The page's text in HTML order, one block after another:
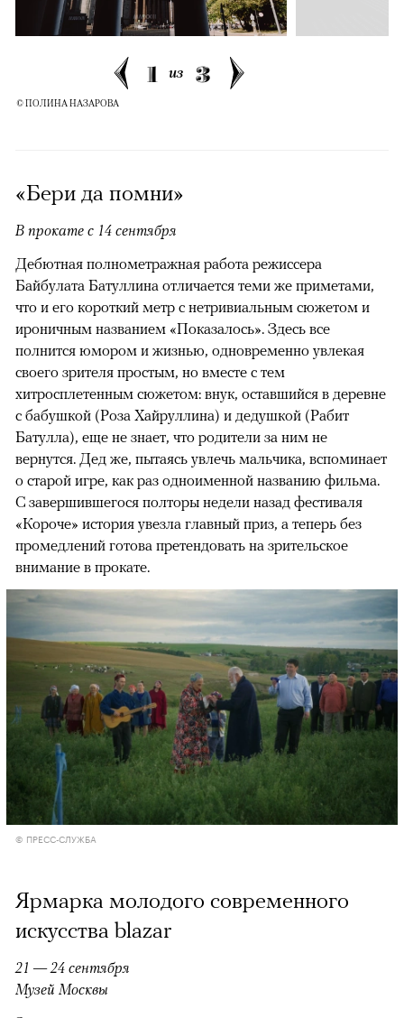
1 из 3
© ПОЛИНА НАЗАРОВА
«Бери да помни»
В прокате с 14 сентября
Дебютная полнометражная работа режиссера
Байбулата Батуллина отличается теми же приметами,
что и его короткий метр с нетривиальным сюжетом и
ироничным названием «Показалось». Здесь все
полнится юмором и жизнью, одновременно увлекая
своего зрителя простым, но вместе с тем
хитросплетенным сюжетом: внук, оставшийся в деревне
с бабушкой (Роза Хайруллина) и дедушкой (Рабит
Батулла), еще не знает, что родители за ним не
вернутся. Дед же, пытаясь увлечь мальчика, вспоминает
о старой игре, как раз одноименной названию фильма.
С завершившегося полторы недели назад фестиваля
«Короче» история увезла главный приз, а теперь без
промедлений готова претендовать на зрительское
внимание в прокате.
© ПРЕСС-СЛУЖБА
Ярмарка молодого современного
искусства blazar
21 — 24 сентября
Музей Москвы